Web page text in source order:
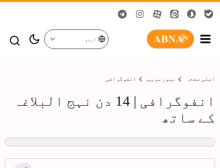
اردو
اصلی صفحہ نیوز سروس انفوگرافی
انفوگرافی | 14 دن نہج البلاغہ
کے ساتھ